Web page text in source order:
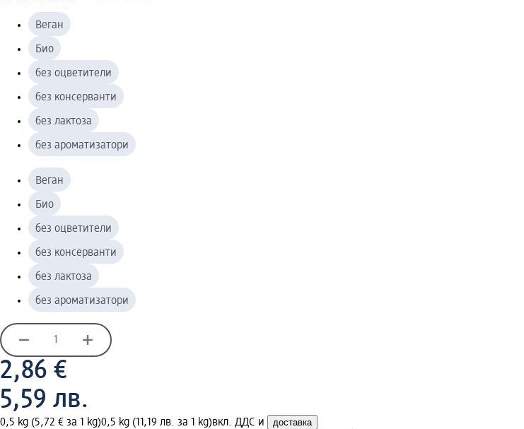
Веган
Био
без оцветители
без консерванти
без лактоза
без ароматизатори
Веган
Био
без оцветители
без консерванти
без лактоза
без ароматизатори
2,86 €
5,59 лв.
0,5 kg (5,72 € за 1 kg)0,5 kg (11,19 лв. за 1 kg)вкл. ДДС и доставка